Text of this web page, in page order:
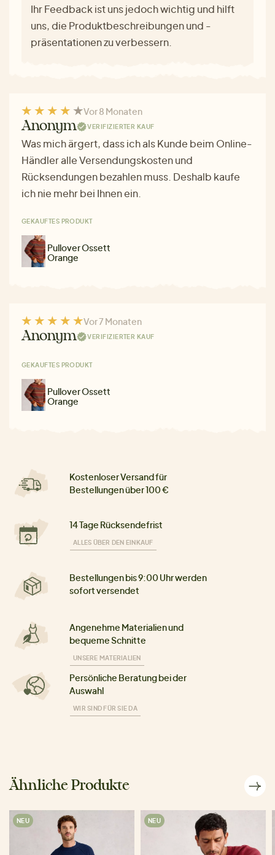
Ihr Feedback ist uns jedoch wichtig und hilft
uns, die Produktbeschreibungen und -
präsentationen zu verbessern.
Vor 8 Monaten
Anonym VERIFIZIERTER KAUF
Was mich ärgert, dass ich als Kunde beim Online-
Händler alle Versendungskosten und
Rücksendungen bezahlen muss. Deshalb kaufe
ich nie mehr bei Ihnen ein.
GEKAUFTES PRODUKT
Pullover Ossett
Orange
Vor 7 Monaten
Anonym VERIFIZIERTER KAUF
GEKAUFTES PRODUKT
Pullover Ossett
Orange
Kostenloser Versand für
Bestellungen über 100 €
14 Tage Rücksendefrist
ALLES ÜBER DEN EINKAUF
Bestellungen bis 9:00 Uhr werden
sofort versendet
Angenehme Materialien und
bequeme Schnitte
UNSERE MATERIALIEN
Persönliche Beratung bei der
Auswahl
WIR SIND FÜR SIE DA
Ähnliche Produkte
NEU NEU